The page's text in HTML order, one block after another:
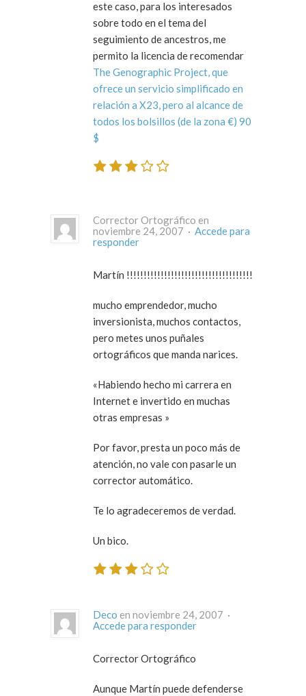
este caso, para los interesados
sobre todo en el tema del
seguimiento de ancestros, me
permito la licencia de recomendar
The Genographic Project, que
ofrece un servicio simplificado en
relación a X23, pero al alcance de
todos los bolsillos (de la zona €) 90
$
Corrector Ortográfico en
noviembre 24, 2007 · Accede para
responder
Martín !!!!!!!!!!!!!!!!!!!!!!!!!!!!!!!!!!!!!
mucho emprendedor, mucho
inversionista, muchos contactos,
pero metes unos puñales
ortográficos que manda narices.
«Habiendo hecho mi carrera en
Internete invertido en muchas
otras empresas »
Por favor, presta un poco más de
atención, no vale con pasarle un
corrector automático.
Te lo agradeceremos de verdad.
Un bico.
Deco
en noviembre 24, 2007 ·
Accede para responder
Corrector Ortográfico
Aunque Martín puede defenderse